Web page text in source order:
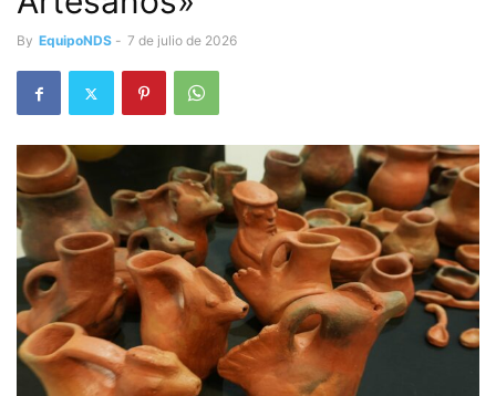
By EquipoNDS - 7 de julio de 2026